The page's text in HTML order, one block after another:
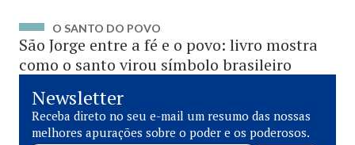
O SANTO DO POVO
São Jorge entre a fé e o povo: livro mostra
como o santo virou símbolo brasileiro
Newsletter
Receba direto no seu e-mail um resumo das nossas
melhores apurações sobre o poder e os poderosos.